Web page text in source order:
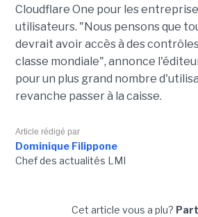
Cloudflare One pour les
utilisateurs. "Nous pensons que
devrait avoir accès à des
classe mondiale", annonce
pour un plus grand nombre
revanche passer à la caisse.
Article rédigé par
Dominique Filippone
Chef des actualités LMI
Cet article vous a plu?